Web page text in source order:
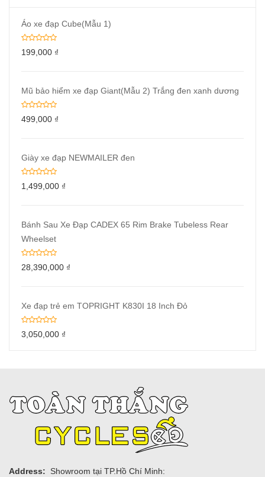
Áo xe đạp Cube(Mẫu 1)
199,000 ₫
Mũ bảo hiểm xe đạp Giant(Mẫu 2) Trắng đen xanh dương
499,000 ₫
Giày xe đạp NEWMAILER đen
1,499,000 ₫
Bánh Sau Xe Đạp CADEX 65 Rim Brake Tubeless Rear
Wheelset
28,390,000 ₫
Xe đạp trẻ em TOPRIGHT K830I 18 Inch Đỏ
3,050,000 ₫
Address:
Showroom tại TP.Hồ Chí Minh: